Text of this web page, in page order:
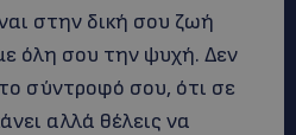
στην δική σου ζωή
όλη σου την ψυχή. Δεν
σύντροφό σου, ότι σε
αλλά θέλεις να